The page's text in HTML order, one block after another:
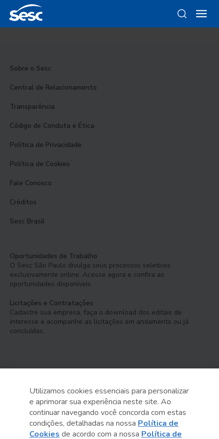
Sobre o Sesc
Central de Relacionamento
Transparência
Código de Conduta e Ética
Política de Privacidade
Política de Cookies
Fale Conosco
Créditos
Sesc Brasil
Oportunidades de Trabalho
O Sesc São Paulo divulga seus processos seletivos
exclusivamente online. Acesse agora e confira as
oportunidades disponíveis.
Licitações e Contratações
Cadastre sua empresa, faça o download dos editais de
interesse e acompanhe as licitações em andamento ou já
concluídas.
Serviço Social do Comércio
Administração Regional no Estado de São Paulo
Utilizamos cookies essenciais para personalizar
e aprimorar sua experiência neste site. Ao
continuar navegando você concorda com estas
condições, detalhadas na nossa Política de
Cookies de acordo com a nossa Política de